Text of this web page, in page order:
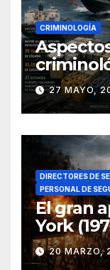
CRIMINOLOGÍA
lucha
en el
27 MAYO,
DIRECTORES DE
PERSONAL DE
El gran
York
20 MARZO,